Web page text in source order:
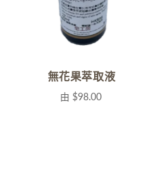
無花果萃取液
由 $98.00